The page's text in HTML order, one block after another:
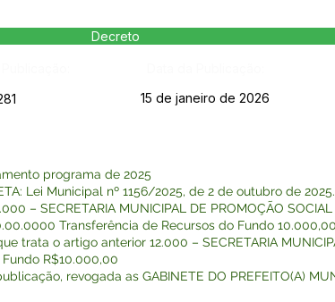
Decreto
15 de janeiro de 2026
programa de 2025
Lei Municipal nº 1156/2025, de 2 de outubro de
– SECRETARIA MUNICIPAL DE PROMOÇÃO SOCIAL
Transferência de Recursos do Fundo 10.000,00
o artigo anterior 12.000 – SECRETARIA
R$10.000,00
revogada as GABINETE DO PREFEITO(A)